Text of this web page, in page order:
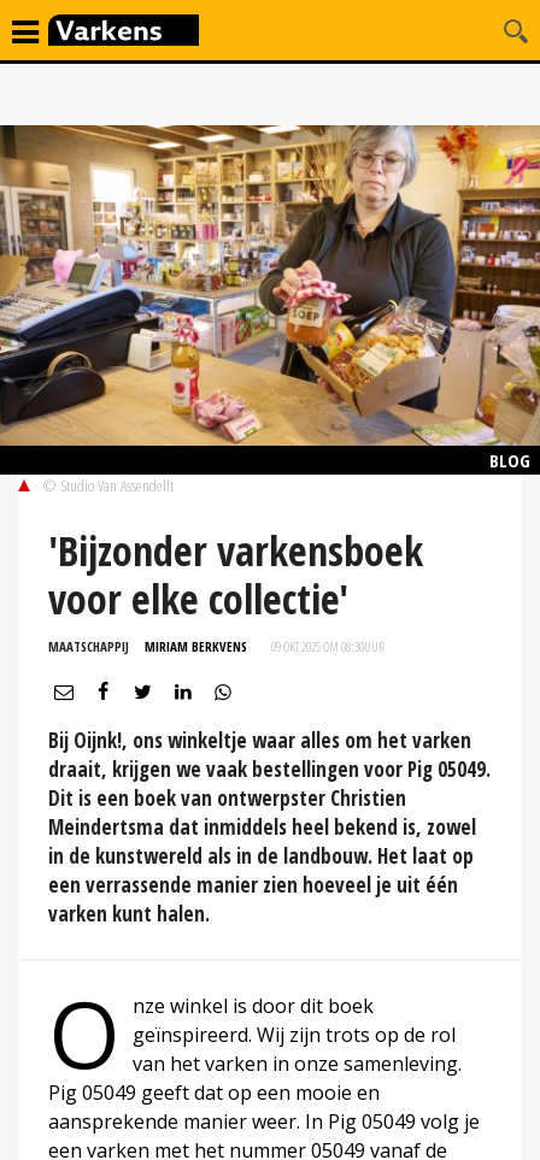
BLOG
© Studio Van Assendelft
'Bijzonder varkensboek
voor elke collectie'
MAATSCHAPPIJ MIRIAM BERKVENS 09 OKT 2025 OM 08:30UUR
Bij Oijnk!, ons winkeltje waar alles om het varken
draait, krijgen we vaak bestellingen voor Pig 05049.
Dit is een boek van ontwerpster Christien
Meindertsma dat inmiddels heel bekend is, zowel
in de kunstwereld als in de landbouw. Het laat op
een verrassende manier zien hoeveel je uit één
varken kunt halen.
O
nze winkel is door dit boek
geïnspireerd. Wij zijn trots op de rol
van het varken in onze samenleving.
Pig 05049 geeft dat op een mooie en
aansprekende manier weer. In Pig 05049 volg je
een varken met het nummer 05049 vanaf de